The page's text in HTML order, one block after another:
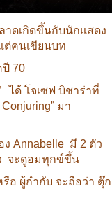
าดเกิดขึ้นกับนักแสดง
ต่คนเขียนบท
ปี 70
ได้ โจเซฟ บิชาร่าที่
Conjuring” มา
Annabelle มี 2 ตัว
จะดูอมทุกข์ขึ้น
อ ผู้กำกับ จะถือว่า ตุ๊ก